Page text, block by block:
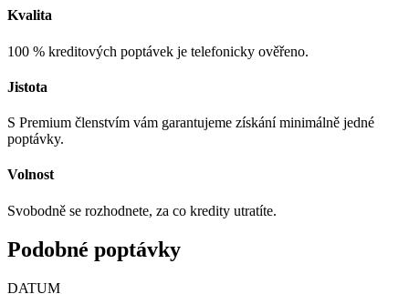
Kvalita
100 % kreditových poptávek je telefonicky ověřeno.
Jistota
S Premium členstvím vám garantujeme získání minimálně jedné
poptávky.
Volnost
Svobodně se rozhodnete, za co kredity utratíte.
Podobné poptávky
DATUM